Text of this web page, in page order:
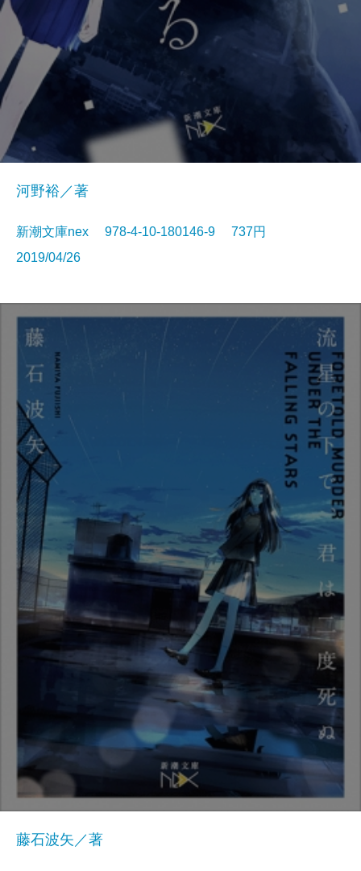
河野裕／著
新潮文庫nex 978-4-10-180146-9 737円
2019/04/26
藤石波矢／著